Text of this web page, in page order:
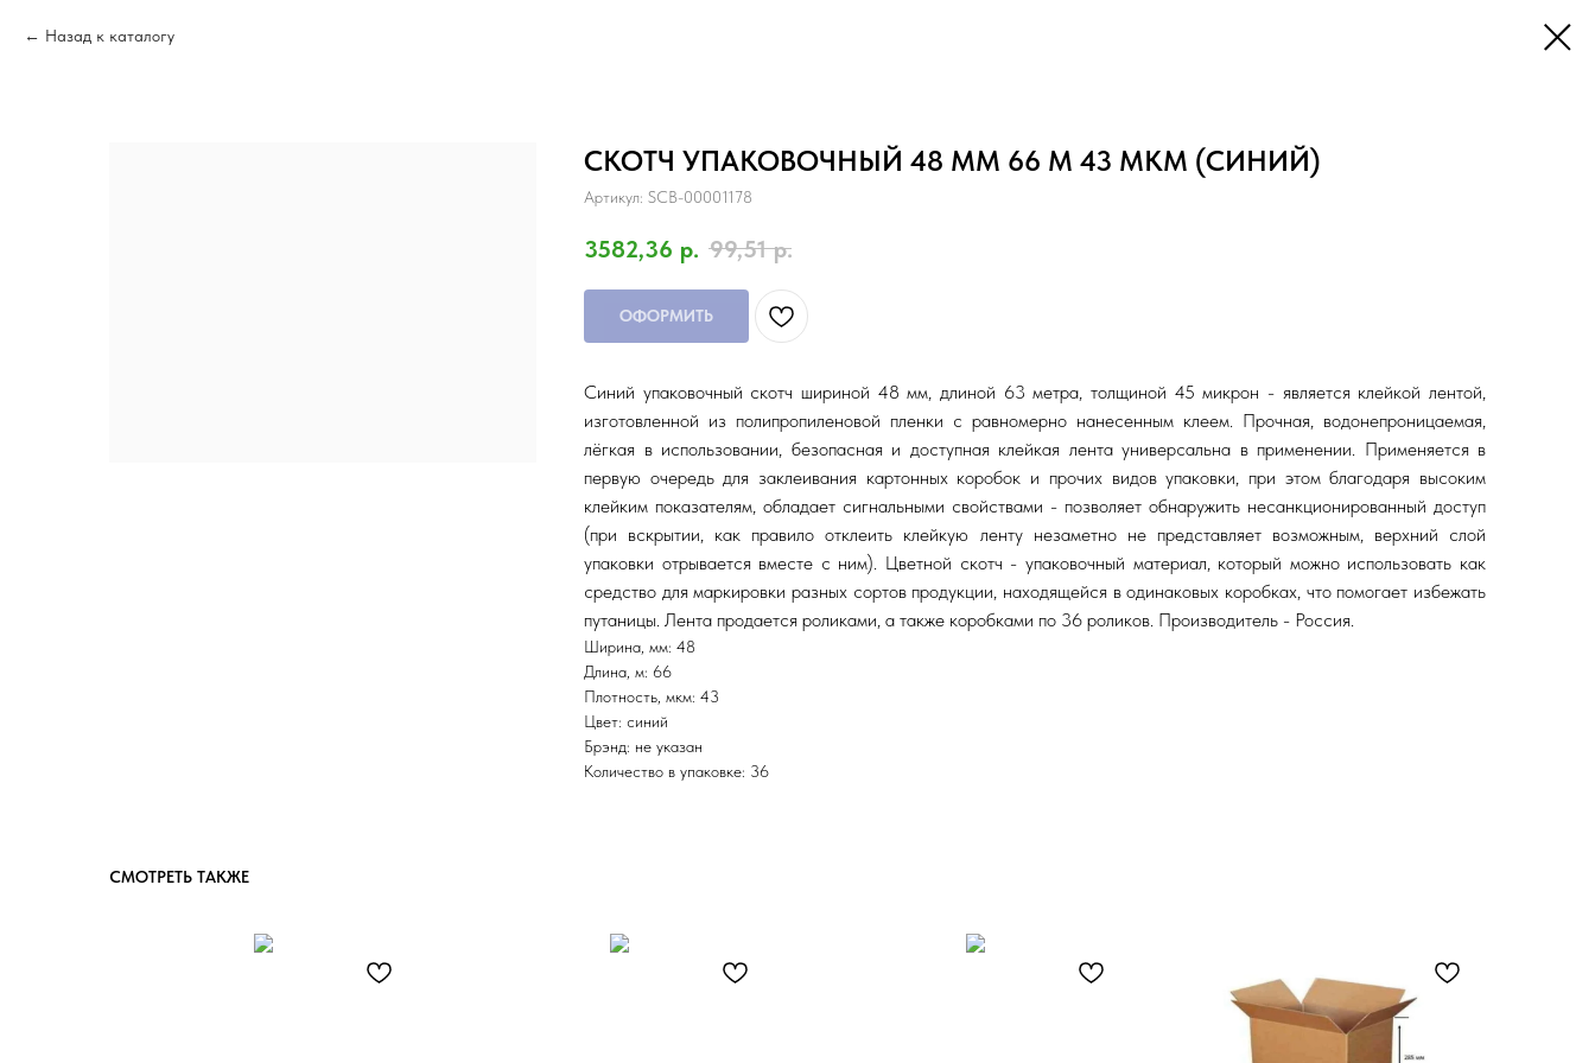
Назад к каталогу
СКОТЧ УПАКОВОЧНЫЙ 48 ММ 66 М 43 МКМ (СИНИЙ)
Артикул: SCB-00001178
3582,36 р. 99,51 р.
ОФОРМИТЬ
Синий упаковочный скотч шириной 48 мм, длиной 63 метра, толщиной 45 микрон - является клейкой лентой,
изготовленной из полипропиленовой пленки с равномерно нанесенным клеем. Прочная, водонепроницаемая,
лёгкая в использовании, безопасная и доступная клейкая лента универсальна в применении. Применяется в
первую очередь для заклеивания картонных коробок и прочих видов упаковки, при этом благодаря высоким
клейким показателям, обладает сигнальными свойствами - позволяет обнаружить несанкционированный доступ
(при вскрытии, как правило отклеить клейкую ленту незаметно не представляет возможным, верхний слой
упаковки отрывается вместе с ним). Цветной скотч - упаковочный материал, который можно использовать как
средство для маркировки разных сортов продукции, находящейся в одинаковых коробках, что помогает избежать
путаницы. Лента продается роликами, а также коробками по 36 роликов. Производитель - Россия.
Ширина, мм: 48
Длина, м: 66
Плотность, мкм: 43
Цвет: синий
Брэнд: не указан
Количество в упаковке: 36
СМОТРЕТЬ ТАКЖЕ